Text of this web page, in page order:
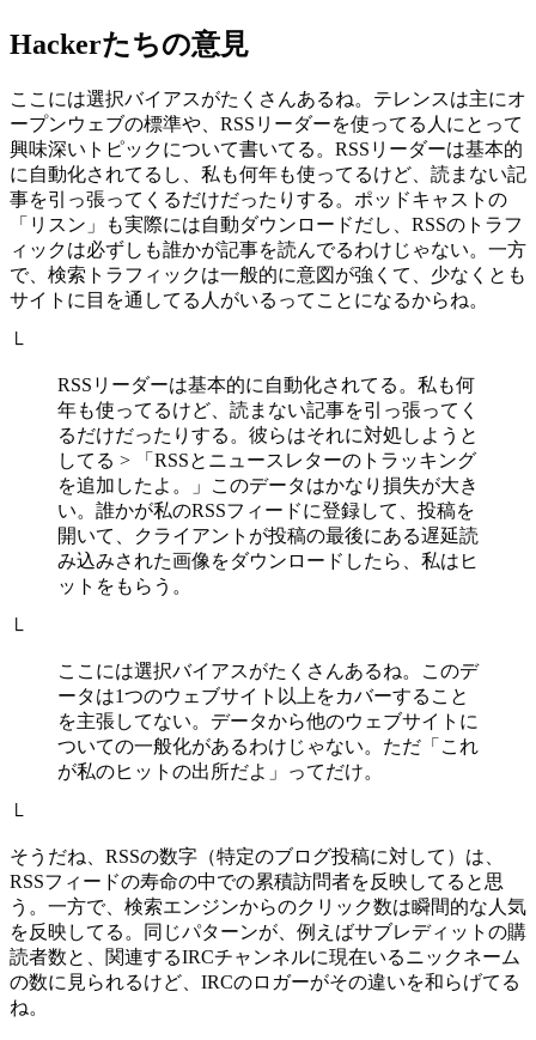
Hackerたちの意見
ここには選択バイアスがたくさんあるね。テレンスは主にオ
ープンウェブの標準や、RSSリーダーを使ってる人にとって
興味深いトピックについて書いてる。RSSリーダーは基本的
に自動化されてるし、私も何年も使ってるけど、読まない記
事を引っ張ってくるだけだったりする。ポッドキャストの
「リスン」も実際には自動ダウンロードだし、RSSのトラフ
ィックは必ずしも誰かが記事を読んでるわけじゃない。一方
で、検索トラフィックは一般的に意図が強くて、少なくとも
サイトに目を通してる人がいるってことになるからね。
└
RSSリーダーは基本的に自動化されてる。私も何
年も使ってるけど、読まない記事を引っ張ってく
るだけだったりする。彼らはそれに対処しようと
してる > 「RSSとニュースレターのトラッキング
を追加したよ。」このデータはかなり損失が大き
い。誰かが私のRSSフィードに登録して、投稿を
開いて、クライアントが投稿の最後にある遅延読
み込みされた画像をダウンロードしたら、私はヒ
ットをもらう。
└
ここには選択バイアスがたくさんあるね。このデ
ータは1つのウェブサイト以上をカバーすること
を主張してない。データから他のウェブサイトに
ついての一般化があるわけじゃない。ただ「これ
が私のヒットの出所だよ」ってだけ。
└
そうだね、RSSの数字（特定のブログ投稿に対して）は、
RSSフィードの寿命の中での累積訪問者を反映してると思
う。一方で、検索エンジンからのクリック数は瞬間的な人気
を反映してる。同じパターンが、例えばサブレディットの購
読者数と、関連するIRCチャンネルに現在いるニックネーム
の数に見られるけど、IRCのロガーがその違いを和らげてる
ね。